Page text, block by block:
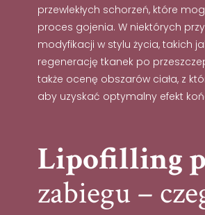
przewlekłych schorzeń, które
proces gojenia. W niektórych
modyfikacji w stylu życia, takich
regenerację tkanek po
także ocenę obszarów ciała, z
aby uzyskać optymalny efekt
Lipofilling
zabiegu –